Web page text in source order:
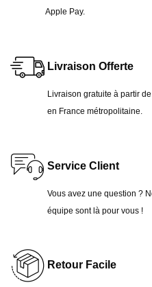
Apple Pay.
Livraison Offerte
Livraison gratuite à partir
en France métropolitaine.
Service Client
Vous avez une question ?
équipe sont là pour vous !
Retour Facile